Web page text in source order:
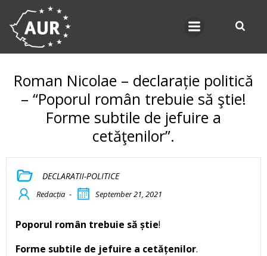
Roman Nicolae – declarație politică
– “Poporul român trebuie să ştie!
Forme subtile de jefuire a
cetăţenilor”.
DECLARATII-POLITICE
Redacția - September 21, 2021
Poporul român trebuie să știe!
Forme subtile de jefuire a cetățenilor.